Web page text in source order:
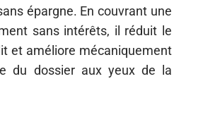
épargne. En couvrant une
sans intérêts, il réduit le
et améliore mécaniquement
du dossier aux yeux de la